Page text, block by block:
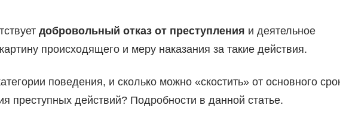
добровольный отказ от преступления и деятельное
происходящего и меру наказания за такие действия.
поведения, и сколько можно «скостить» от основного
преступных действий? Подробности в данной статье.